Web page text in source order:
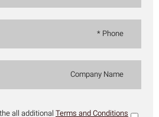
all additional Terms and Conditions